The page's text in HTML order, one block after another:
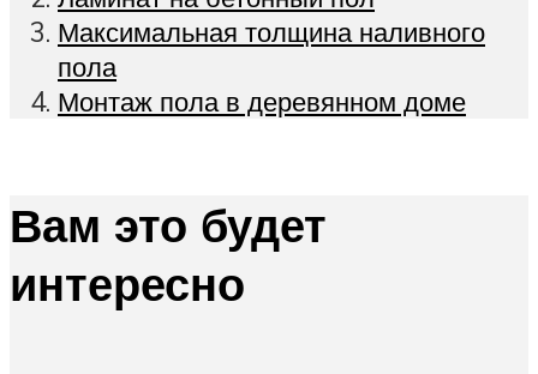
Максимальная толщина наливного
пола
Монтаж пола в деревянном доме
Вам это будет
интересно